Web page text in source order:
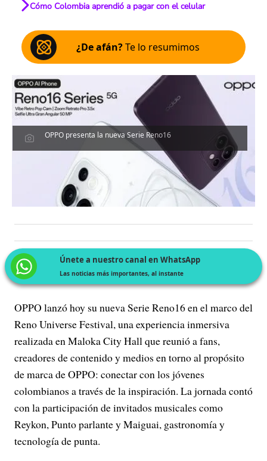
Cómo Colombia aprendió a pagar con el celular
¿De afán?Te lo resumimos
OPPO presenta la nueva Serie Reno16
Únete a nuestro canal en WhatsApp
Las noticias más importantes, al instante
OPPO lanzó hoy su nueva Serie Reno16 en el marco del
Reno Universe Festival, una experiencia inmersiva
realizada en Maloka City Hall que reunió a fans,
creadores de contenido y medios en torno al propósito
de marca de OPPO: conectar con los jóvenes
colombianos a través de la inspiración. La jornada contó
con la participación de invitados musicales como
Reykon, Punto parlante y Maiguai, gastronomía y
tecnología de punta.